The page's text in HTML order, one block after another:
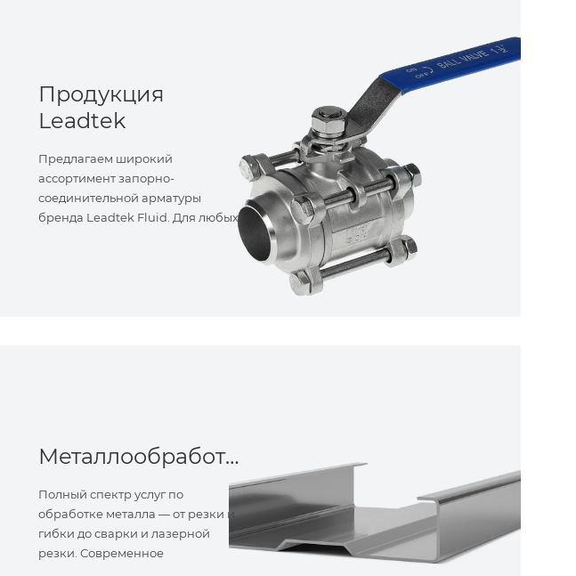
Продукция
Leadtek
Предлагаем широкий
ассортимент запорно-
соединительной арматуры
бренда Leadtek Fluid. Для любых
Металлообработка
Полный спектр услуг по
обработке металла — от резки и
гибки до сварки и лазерной
резки. Современное